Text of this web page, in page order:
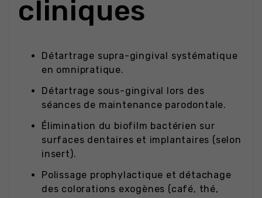
cliniques
Détartrage supra-gingival systématique
en omnipratique.
Détartrage sous-gingival lors des
séances de maintenance parodontale.
Élimination du biofilm bactérien sur
surfaces dentaires et implantaires (selon
insert).
Polissage prophylactique et détachage
des colorations exogènes (café, thé,